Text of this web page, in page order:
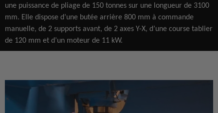
une puissance de pliage de 150 tonnes sur une longueur de 3100
mm. Elle dispose d’une butée arrière 800 mm à commande
manuelle, de 2 supports avant, de 2 axes Y-X, d’une course tablier
de 120 mm et d’un moteur de 11 kW.